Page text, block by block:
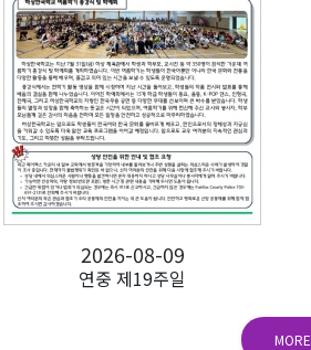
2026-08-09
연중 제19주일
MORE